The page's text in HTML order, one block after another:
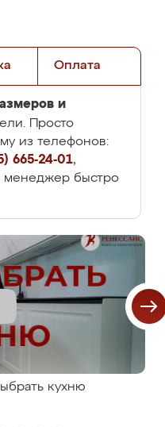
Оплата
и
Просто
из телефонов:
665-24-01,
менеджер быстро
кухню